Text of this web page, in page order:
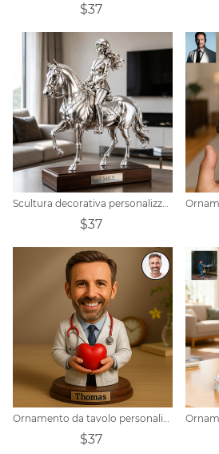
$37
Scultura decorativa personalizzata a tema equestre con finitura metallica.
$37
Ornamento da tavolo personalizzato con ritratto di cardiologo
$37